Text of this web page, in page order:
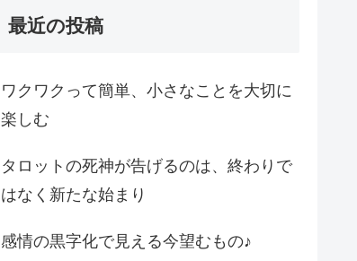
最近の投稿
ワクワクって簡単、小さなことを大切に
楽しむ
タロットの死神が告げるのは、終わりで
はなく新たな始まり
感情の黒字化で見える今望むもの♪